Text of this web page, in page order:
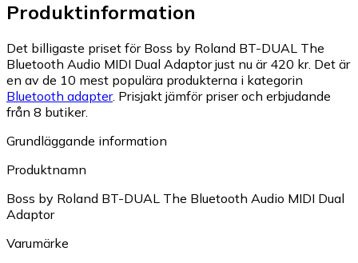
Produktinformation
Det billigaste priset för Boss by Roland BT-DUAL The
Bluetooth Audio MIDI Dual Adaptor just nu är 420 kr. Det är
en av de 10 mest populära produkterna i kategorin
Bluetooth adapter. Prisjakt jämför priser och erbjudande
från 8 butiker.
Grundläggande information
Produktnamn
Boss by Roland BT-DUAL The Bluetooth Audio MIDI Dual
Adaptor
Varumärke